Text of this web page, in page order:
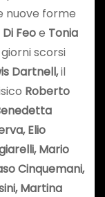
nuove forme
Feoe Tonia
scorsi
Dartnell,il
Roberto
Elio
Mario
Cinquemani,
Martina